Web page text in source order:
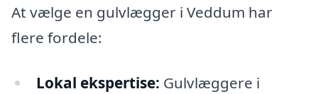
At vælge en gulvlægger i Veddum har
flere fordele:
Lokal ekspertise: Gulvlæggere i